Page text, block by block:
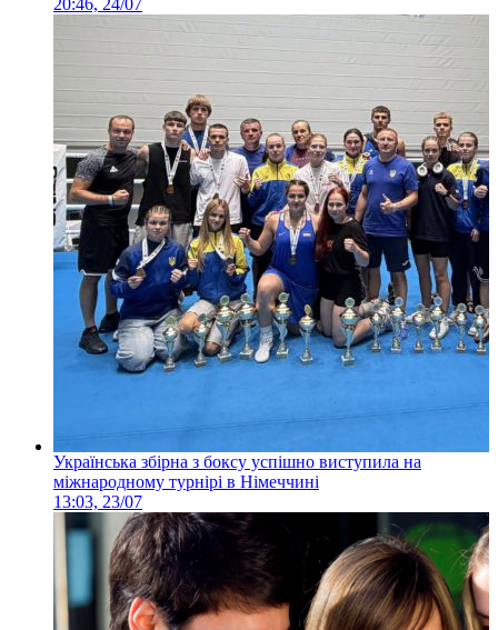
20:46, 24/07
Українська збірна з боксу успішно виступила на
міжнародному турнірі в Німеччині
13:03, 23/07